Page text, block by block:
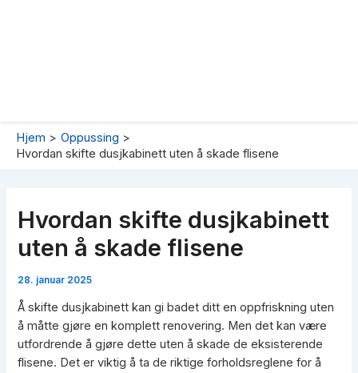
Hjem
Oppussing
Hvordan skifte dusjkabinett uten å skade flisene
Hvordan skifte dusjkabinett
uten å skade flisene
28. januar 2025
Å skifte dusjkabinett kan gi badet ditt en oppfriskning uten
å måtte gjøre en komplett renovering. Men det kan være
utfordrende å gjøre dette uten å skade de eksisterende
flisene. Det er viktig å ta de riktige forholdsreglene for å